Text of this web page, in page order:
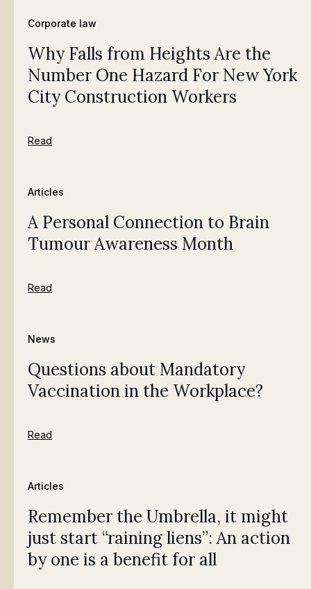
Corporate law
Why Falls from Heights Are the
Number One Hazard For New York
City Construction Workers
Read
Articles
A Personal Connection to Brain
Tumour Awareness Month
Read
News
Questions about Mandatory
Vaccination in the Workplace?
Read
Articles
Remember the Umbrella, it might
just start “raining liens”: An action
by one is a benefit for all